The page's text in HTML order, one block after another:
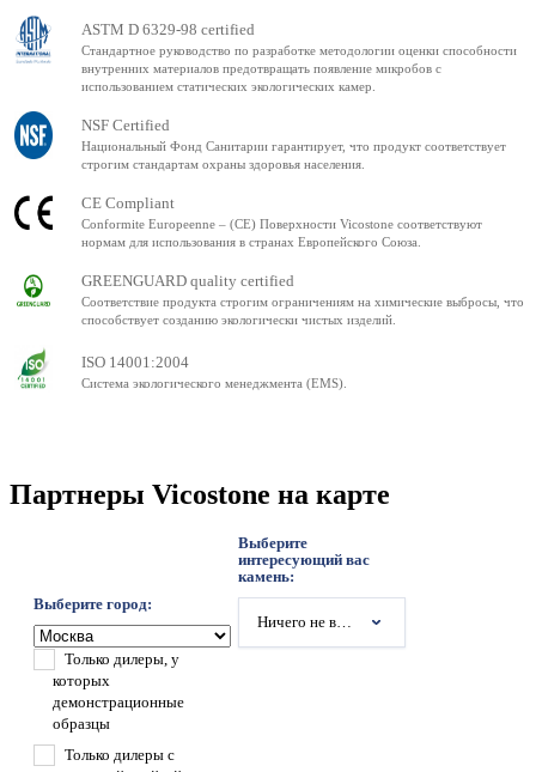
ASTM D 6329-98 certified
Стандартное руководство по разработке методологии оценки способности
внутренних материалов предотвращать появление микробов с
использованием статических экологических камер.
NSF Certified
Национальный Фонд Санитарии гарантирует, что продукт соответствует
строгим стандартам охраны здоровья населения.
CE Compliant
Conformite Europeenne – (CE) Поверхности Vicostone соответствуют
нормам для использования в странах Европейского Союза.
GREENGUARD quality certified
Соответствие продукта строгим ограничениям на химические выбросы, что
способствует созданию экологически чистых изделий.
ISO 14001:2004
Система экологического менеджмента (EMS).
Партнеры Vicostone на карте
Выберите город:
Выберите
интересующий вас
камень:
Ничего не выбрано
Только дилеры, у
которых
демонстрационные
образцы
Только дилеры с